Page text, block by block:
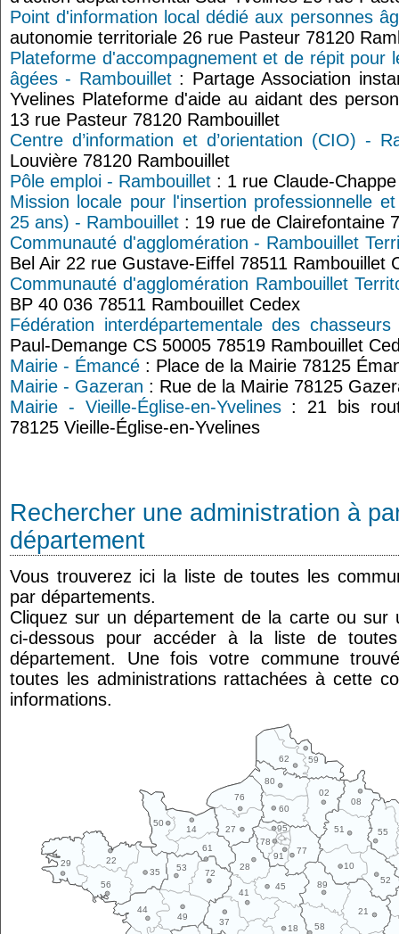
Point d'information local dédié aux personnes
autonomie territoriale 26 rue Pasteur 78120
Plateforme d'accompagnement et de répit pour
âgées - Rambouillet: Partage Association
Yvelines Plateforme d'aide au aidant des
13 rue Pasteur 78120 Rambouillet
Centre d’information et d’orientation (CIO) -
Louvière 78120 Rambouillet
Pôle emploi - Rambouillet : 1 rue Claude-
Mission locale pour l'insertion professionnelle
25 ans) - Rambouillet : 19 rue de Clairefontaine
Communauté d'agglomération - Rambouillet
Bel Air 22 rue Gustave-Eiffel 78511 Rambouillet
Communauté d'agglomération Rambouillet
BP 40 036 78511 Rambouillet Cedex
Fédération interdépartementale des
Paul-Demange CS 50005 78519 Rambouillet
Mairie - Émancé : Place de la Mairie 78125
Mairie - Gazeran : Rue de la Mairie 78125
Mairie - Vieille-Église-en-Yvelines: 21 bis
78125 Vieille-Église-en-Yvelines
Rechercher une administration à
département
Vous trouverez ici la liste de toutes les
par départements.
Cliquez sur un département de la carte ou sur
ci-dessous pour accéder à la liste de
département. Une fois votre commune
toutes les administrations rattachées à cette
informations.
10
14
18
21
22
27
28
29
35
37
41
44
45
49
50
51
52
53
55
56
58
59
60
61
62
02
08
72
76
77
78
80
89
91
95